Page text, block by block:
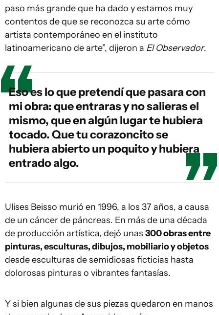
paso más grande que ha dado y estamos muy
contentos de que se reconozca su arte cómo
artista contemporáneo en el instituto
latinoamericano de arte”, dijeron a El Observador.
Eso es lo que pretendí que pasara con
mi obra: que entraras y no salieras el
mismo, que en algún lugar te hubiera
tocado. Que tu corazoncito se
hubiera abierto un poquito y hubiera
entrado algo.
Ulises Beisso murió en 1996, a los 37 años, a causa
de un cáncer de páncreas. En más de una década
de producción artística, dejó unas 300 obras entre
pinturas, esculturas, dibujos, mobiliario y objetos
desde esculturas de semidiosas ficticias hasta
dolorosas pinturas o vibrantes fantasías.
Y si bien algunas de sus piezas quedaron en manos